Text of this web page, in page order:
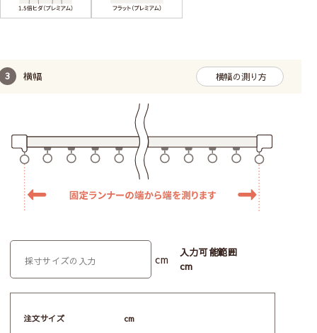
感動しました!
東京都 M様より
この度は新居にかけるカーテン購入でお世話になり
ました。
窓やレールのサイズや形状が珍しい型だったよう
気がつかづ残念なことになっていたかもしれませ
ん。
ﾀ位置まで!)取り付け後感動しました!
横幅 横幅の測り方
cm
入力可能範囲
cm
注文サイズ cm